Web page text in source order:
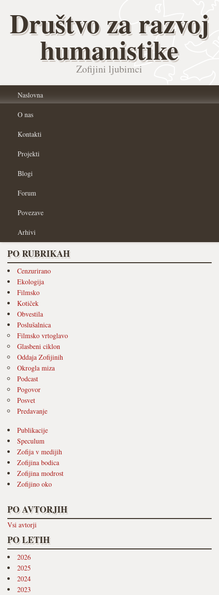
Društvo za razvoj
humanistike
Zofijini ljubimci
Naslovna
O nas
Kontakti
Projekti
Blogi
Forum
Povezave
Arhivi
PO RUBRIKAH
Cenzurirano
Ekologija
Filmsko
Kotiček
Obvestila
Poslušalnica
Filmsko vrtoglavo
Glasbeni ciklon
Oddaja Zofijinih
Okrogla miza
Podcast
Pogovor
Posvet
Predavanje
Publikacije
Speculum
Zofija v medijih
Zofijina bodica
Zofijina modrost
Zofijino oko
PO AVTORJIH
Vsi avtorji
PO LETIH
2026
2025
2024
2023